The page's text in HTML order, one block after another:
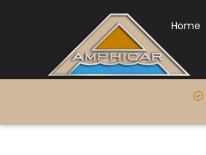
Home